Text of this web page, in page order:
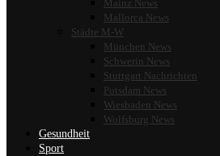
Mainz News
Mallorca News
Städte M-W
München News
Schwerin News
Stuttgart Nachrichten
Potsdam News
Wiesbaden News
Wolfsburg News
Gesundheit
Sport